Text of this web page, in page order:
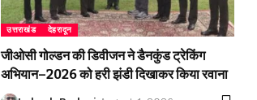
उत्तराखंड देहरादून
जीओसी गोल्डन की डिवीजन ने डैनकुंड ट्रेकिंग
अभियान–2026 को हरी झंडी दिखाकर किया रवाना